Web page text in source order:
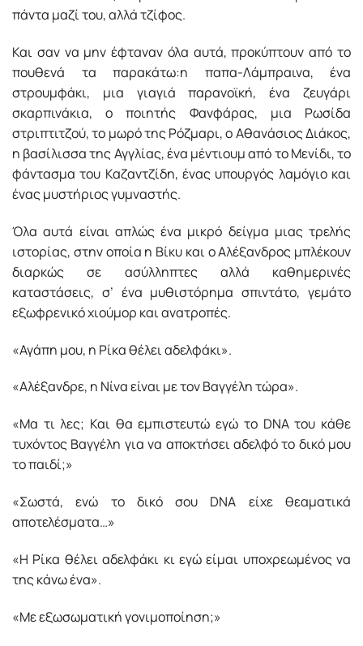
πάντα μαζί του, αλλά τζίφος.
Και σαν να μην έφταναν όλα αυτά, προκύπτουν από το
πουθενά τα παρακάτω:η παπα-Λάμπραινα, ένα
στρουμφάκι, μια γιαγιά παρανοϊκή, ένα ζευγάρι
σκαρπινάκια, ο ποιητής Φανφάρας, μια Ρωσίδα
στριπτιτζού, το μωρό της Ρόζμαρι, ο Αθανάσιος Διάκος,
η βασίλισσα της Αγγλίας, ένα μέντιουμ από το Μενίδι, το
φάντασμα του Καζαντζίδη, ένας υπουργός λαμόγιο και
ένας μυστήριος γυμναστής.
Όλα αυτά είναι απλώς ένα μικρό δείγμα μιας τρελής
ιστορίας, στην οποία η Βίκυ και ο Αλέξανδρος μπλέκουν
διαρκώς σε ασύλληπτες αλλά καθημερινές
καταστάσεις, σ’ ένα μυθιστόρημα σπιντάτο, γεμάτο
εξωφρενικό χιούμορ και ανατροπές.
«Αγάπη μου, η Ρίκα θέλει αδελφάκι».
«Αλέξανδρε, η Νίνα είναι με τον Βαγγέλη τώρα».
«Μα τι λες; Και θα εμπιστευτώ εγώ το DNA του κάθε
τυχόντος Βαγγέλη για να αποκτήσει αδελφό το δικό μου
το παιδί;»
«Σωστά, ενώ το δικό σου DNA είχε θεαματικά
αποτελέσματα…»
«Η Ρίκα θέλει αδελφάκι κι εγώ είμαι υποχρεωμένος να
της κάνω ένα».
«Με εξωσωματική γονιμοποίηση;»